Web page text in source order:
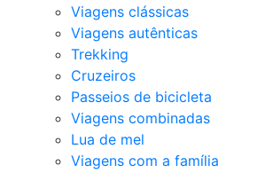
Viagens clássicas
Viagens autênticas
Trekking
Cruzeiros
Passeios de bicicleta
Viagens combinadas
Lua de mel
Viagens com a família